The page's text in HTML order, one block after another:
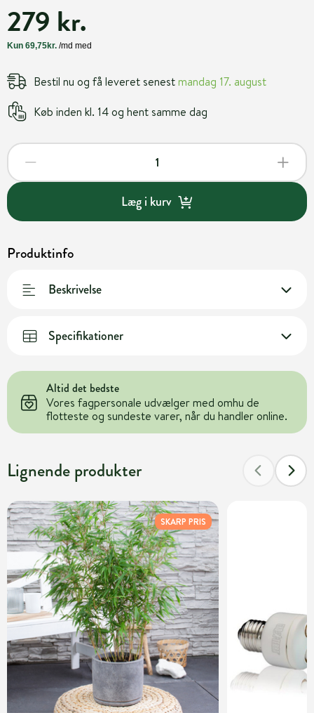
279 kr.
Bestil nu og få leveret senestmandag 17. august
Køb inden kl. 14 og hent samme dag
Læg i kurv
Produktinfo
Beskrivelse
Specifikationer
Altid det bedste
Vores fagpersonale udvælger med omhu de
flotteste og sundeste varer, når du handler online.
Lignende produkter
SKARP PRIS